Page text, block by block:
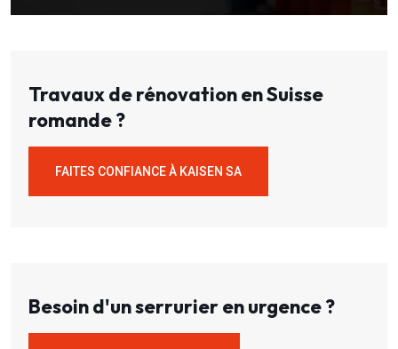
Travaux de rénovation en Suisse
romande ?
FAITES CONFIANCE À KAISEN SA
Besoin d'un serrurier en urgence ?